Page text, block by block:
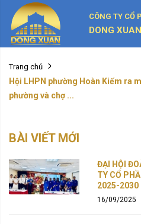
CÔNG TY CỔ
DONG
Trang chủ
Hội LHPN phường Hoàn Kiếm ra
phường và chợ ...
BÀI VIẾT MỚI
ĐẠI HỘI
TY CỔ
2025-2030
16/09/2025